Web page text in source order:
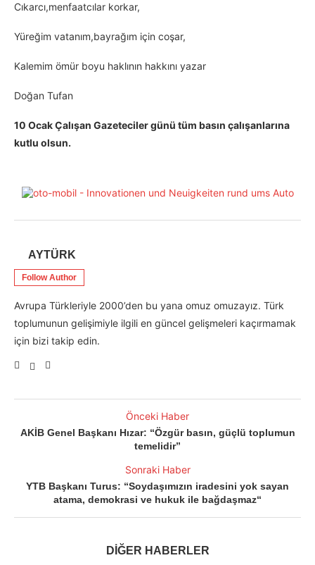
Cıkarcı,menfaatcılar korkar,
Yüreğim vatanım,bayrağım için coşar,
Kalemim ömür boyu haklının hakkını yazar
Doğan Tufan
10 Ocak Çalışan Gazeteciler günü tüm basın çalışanlarına
kutlu olsun.
AYTÜRK
Follow Author
Avrupa Türkleriyle 2000’den bu yana omuz omuzayız. Türk
toplumunun gelişimiyle ilgili en güncel gelişmeleri kaçırmamak
için bizi takip edin.
Önceki Haber
AKİB Genel Başkanı Hızar: “Özgür basın, güçlü toplumun
temelidir”
Sonraki Haber
YTB Başkanı Turus: “Soydaşımızın iradesini yok sayan
atama, demokrasi ve hukuk ile bağdaşmaz“
DİĞER HABERLER